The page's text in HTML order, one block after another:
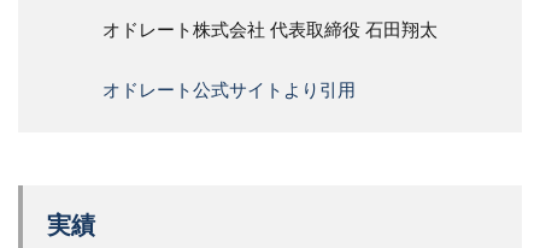
オドレート株式会社 代表取締役 石田翔太
オドレート公式サイトより引用
実績